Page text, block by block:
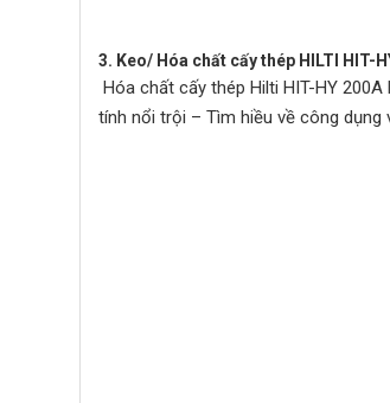
3. Keo/ Hóa chất cấy thép HILTI HIT-
Hóa chất cấy thép Hilti HIT-HY
tính nổi trội – Tìm hiều về công dụng